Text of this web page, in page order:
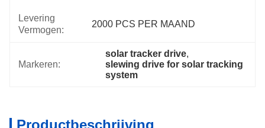
Levering
Vermogen:
2000 PCS PER MAAND
Markeren:
solar tracker drive,
slewing drive for solar tracking
system
Productbeschrijving